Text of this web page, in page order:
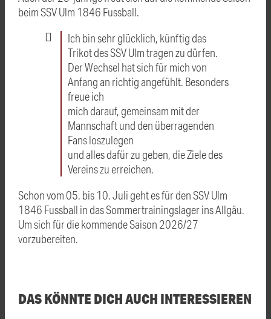
beim SSV Ulm 1846 Fussball.
Ich bin sehr glücklich, künftig das
Trikot des SSV Ulm tragen zu dürfen.
Der Wechsel hat sich für mich von
Anfang an richtig angefühlt. Besonders
freue ich
mich darauf, gemeinsam mit der
Mannschaft und den überragenden
Fans loszulegen
und alles dafür zu geben, die Ziele des
Vereins zu erreichen.
Schon vom 05. bis 10. Juli geht es für den SSV Ulm
1846 Fussball in das Sommertrainingslager ins Allgäu.
Um sich für die kommende Saison 2026/27
vorzubereiten.
DAS KÖNNTE DICH AUCH INTERESSIEREN